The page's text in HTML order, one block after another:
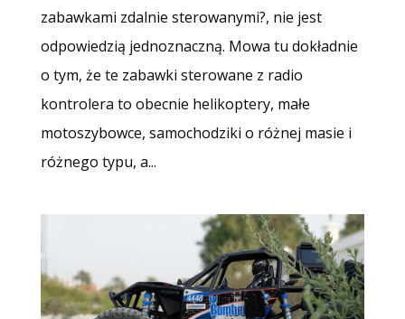
zabawkami zdalnie sterowanymi?, nie jest
odpowiedzią jednoznaczną. Mowa tu dokładnie
o tym, że te zabawki sterowane z radio
kontrolera to obecnie helikoptery, małe
motoszybowce, samochodziki o różnej masie i
różnego typu, a...